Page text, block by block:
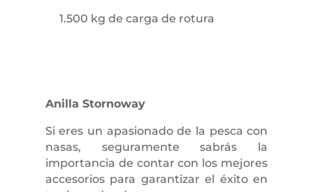
1.500 kg de carga de rotura
Anilla Stornoway
Si eres un apasionado de la pesca con
nasas, seguramente sabrás la
importancia de contar con los mejores
accesorios para garantizar el éxito en